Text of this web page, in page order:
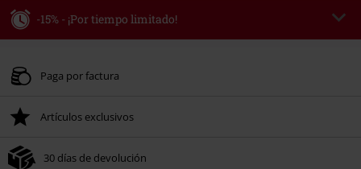
-15% - ¡Por tiempo limitado!
Válido hasta 8/9/26
Tras introducir el código, el descuento se deducirá automáticamente al final
No acumulable con otras promociones Códigos promocionales.. Quedan
Paga por factura
Artículos exclusivos
30 días de devolución